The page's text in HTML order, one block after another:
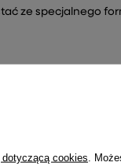
ze specjalnego
do newslettera i
cookies .